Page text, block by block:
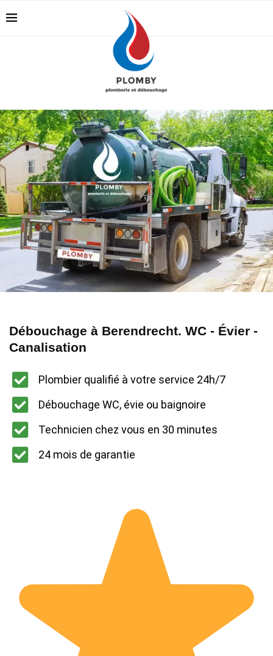
Débouchage à Berendrecht. WC - Évier -
Canalisation
Plombier qualifié à votre service 24h/7
Débouchage WC, évie ou baignoire
Technicien chez vous en 30 minutes
24 mois de garantie